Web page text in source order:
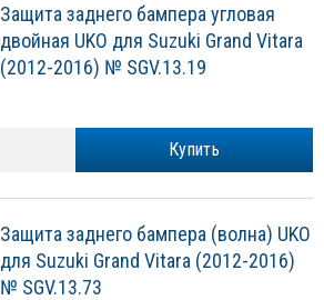
Защита заднего бампера угловая
двойная UKO для Suzuki Grand Vitara
(2012-2016) № SGV.13.19
Купить
Защита заднего бампера (волна) UKO
для Suzuki Grand Vitara (2012-2016)
№ SGV.13.73